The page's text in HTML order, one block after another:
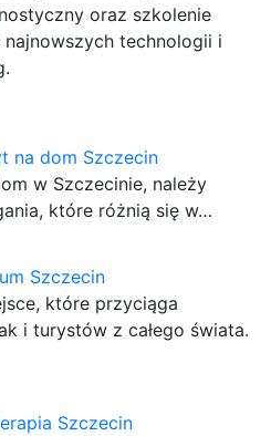
oraz szkolenie
technologii i
na dom Szczecin
w Szczecinie, należy
które różnią się w…
Szczecin
które przyciąga
i turystów z całego świata.
Szczecin